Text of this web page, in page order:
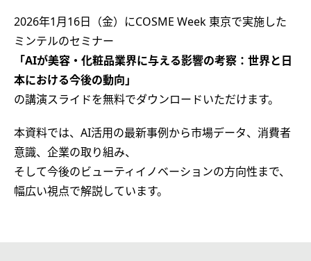
2026年1月16日（金）にCOSME Week 東京で実施した
ミンテルのセミナー
「AIが美容・化粧品業界に与える影響の考察：世界と日
本における今後の動向」
の講演スライドを無料でダウンロードいただけます。
本資料では、 AI活用の最新事例から市場データ、消費者
意識、企業の取り組み、
そして今後のビューティイノベーションの方向性まで、
幅広い視点で解説しています。